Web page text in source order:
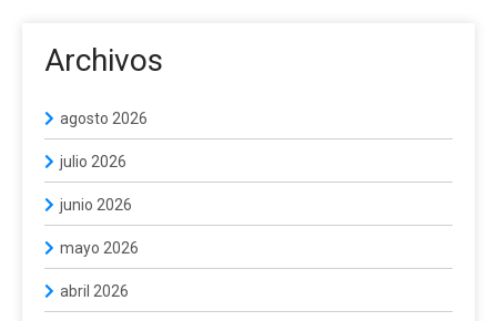
Archivos
agosto 2026
julio 2026
junio 2026
mayo 2026
abril 2026